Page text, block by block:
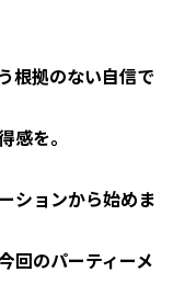
根拠のない自信で
感を。
ションから始めま
回のパーティーメ